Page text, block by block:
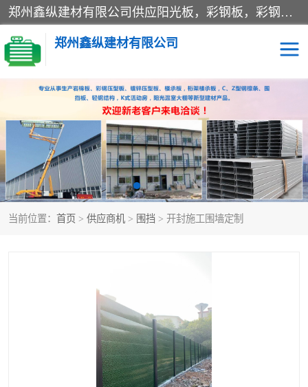
郑州鑫纵建材有限公司供应阳光板，彩钢板，彩钢钢构工程是一家集生产销售租赁安装于一体的企业，主要生产PC采光板，耐力板，仿古琉璃采光板，岩棉板、彩钢压型板、镀锌压型板、桁架楼承板，C、Z型钢檩条、围挡板、轻钢结构，阳光温室大棚等新型建材产品。公司旗下有多台移动式高空压瓦机租赁，承接全国各地业务，专业对外租赁各种型号压瓦机。
郑州鑫纵建材有限公司
当前位置： 首页 > 供应商机 > 围挡 > 开封施工围墙定制
高空瓦机租赁 ASA合成树脂仿古瓦
CZ型钢 FRP采光板
PC多层板 PC耐力板
建筑围挡 楼层板
彩钢板
生产加工单板复合围挡 市